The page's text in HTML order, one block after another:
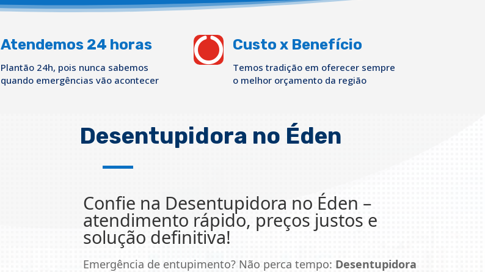
Atendemos 24 horas
Plantão 24h, pois nunca sabemos
quando emergências vão acontecer
 Custo x Benefício
Temos tradição em oferecer sempre
o melhor orçamento da região
Desentupidora no Éden
Confie na Desentupidora no Éden –
atendimento rápido, preços justos e
solução definitiva!
Emergência de entupimento? Não perca tempo: Desentupidora